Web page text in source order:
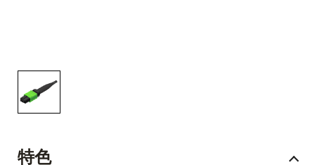
特色